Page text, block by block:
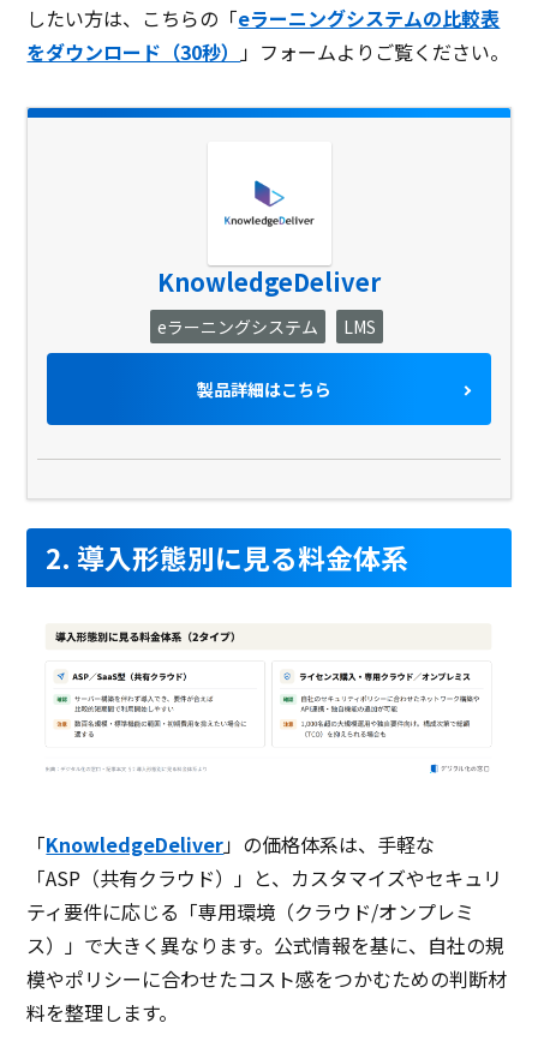
したい方は、こちらの「eラーニングシステムの比較表
をダウンロード（30秒） 」フォームよりご覧ください。
KnowledgeDeliver
eラーニングシステム LMS
製品詳細はこちら
2. 導入形態別に見る料金体系
「KnowledgeDeliver」の価格体系は、手軽な
「ASP（共有クラウド）」と、カスタマイズやセキュリ
ティ要件に応じる「専用環境（クラウド/オンプレミ
ス）」で大きく異なります。公式情報を基に、自社の規
模やポリシーに合わせたコスト感をつかむための判断材
料を整理します。